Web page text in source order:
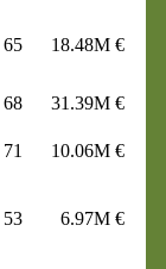
65 18.48M €
68 31.39M €
71 10.06M €
53 6.97M €